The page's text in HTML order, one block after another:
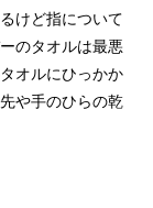
けど指について
のタオルは最悪
オルにひっかか
や手のひらの乾